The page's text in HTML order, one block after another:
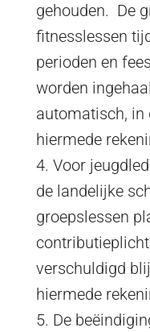
gehouden. De
fitnesslessen
perioden en
worden
automatisch, in
hiermede
4. Voor
de landelijke
groepslessen
verschuldigd
hiermede
5. De